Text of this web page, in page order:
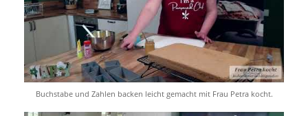
Buchstabe und Zahlen backen leicht gemacht mit Frau Petra kocht.